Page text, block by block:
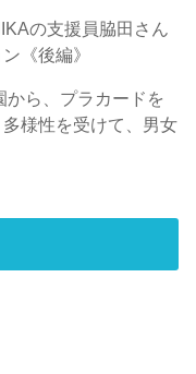
の支援員脇田さん
《後編》
から、プラカードを
様性を受けて、男女